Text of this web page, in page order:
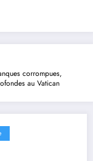
corrompues,
au Vatican